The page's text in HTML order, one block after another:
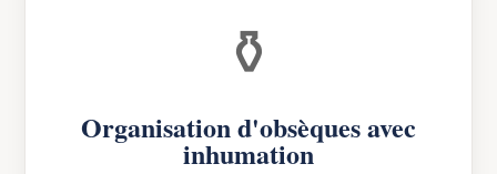
⚱️
Organisation d'obsèques avec
inhumation